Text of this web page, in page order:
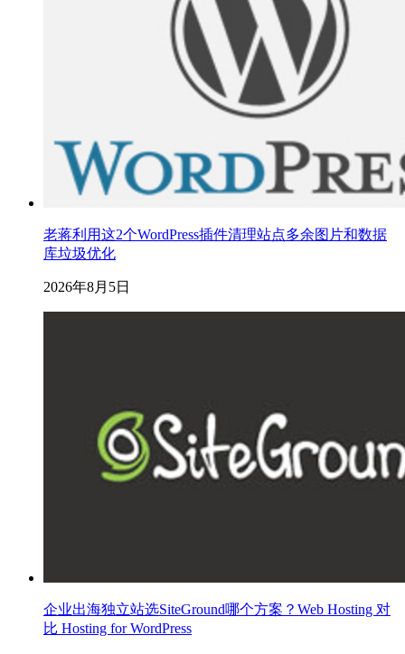
老蒋利用这2个WordPress插件清理站点多余图片和数据
库垃圾优化
2026年8月5日
企业出海独立站选SiteGround哪个方案？Web Hosting 对
比 Hosting for WordPress